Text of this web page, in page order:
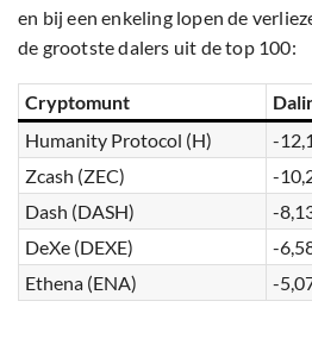
en bij een enkeling lopen de
de grootste dalers uit de top 100:
Cryptomunt
Humanity Protocol (H)
-
Zcash (ZEC)
-
Dash (DASH)
-
DeXe (DEXE)
-
Ethena (ENA)
-